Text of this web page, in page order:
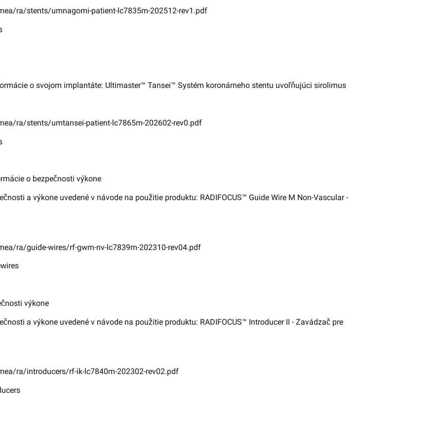
ra/stents/umnagomi-patient-lc7835m-202512-rev1.pdf
o svojom implantáte: Ultimaster™ Tansei™ Systém koronárneho stentu uvoľňujúci sirolimus
ra/stents/umtansei-patient-lc7865m-202602-rev0.pdf
o bezpečnosti výkone
a výkone uvedené v návode na použitie produktu: RADIFOCUS™ Guide Wire M Non-Vascular -
ra/guide-wires/rf-gwm-nv-lc7839m-202310-rev04.pdf
výkone
a výkone uvedené v návode na použitie produktu: RADIFOCUS™ Introducer II - Zavádzač pre
ra/introducers/rf-ik-lc7840m-202302-rev02.pdf